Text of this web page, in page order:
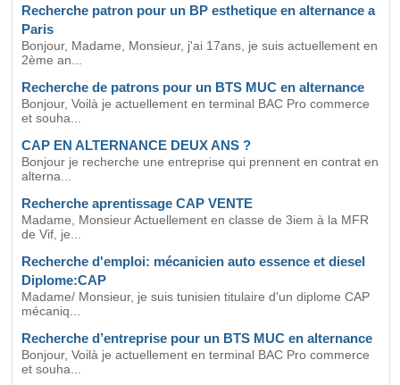
Recherche patron pour un BP esthetique en alternance a
Paris
Bonjour, Madame, Monsieur, j'ai 17ans, je suis actuellement en
2ème an...
Recherche de patrons pour un BTS MUC en alternance
Bonjour, Voilà je actuellement en terminal BAC Pro commerce
et souha...
CAP EN ALTERNANCE DEUX ANS ?
Bonjour je recherche une entreprise qui prennent en contrat en
alterna...
Recherche aprentissage CAP VENTE
Madame, Monsieur Actuellement en classe de 3iem à la MFR
de Vif, je...
Recherche d'emploi: mécanicien auto essence et diesel
Diplome:CAP
Madame/ Monsieur, je suis tunisien titulaire d'un diplome CAP
mécaniq...
Recherche d’entreprise pour un BTS MUC en alternance
Bonjour, Voilà je actuellement en terminal BAC Pro commerce
et souha...